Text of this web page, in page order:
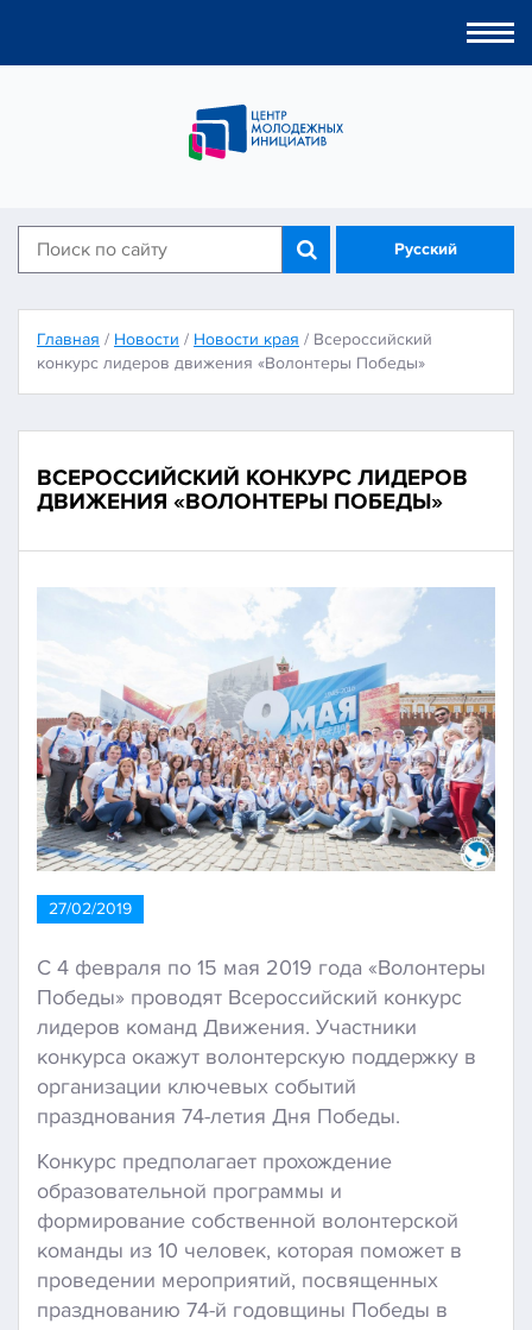
Русский
Главная / Новости / Новости края / Всероссийский
конкурс лидеров движения «Волонтеры Победы»
ВСЕРОССИЙСКИЙ КОНКУРС ЛИДЕРОВ
ДВИЖЕНИЯ «ВОЛОНТЕРЫ ПОБЕДЫ»
27/02/2019
С 4 февраля по 15 мая 2019 года «Волонтеры
Победы» проводят Всероссийский конкурс
лидеров команд Движения. Участники
конкурса окажут волонтерскую поддержку в
организации ключевых событий
празднования 74-летия Дня Победы.
Конкурс предполагает прохождение
образовательной программы и
формирование собственной волонтерской
команды из 10 человек, которая поможет в
проведении мероприятий, посвященных
празднованию 74-й годовщины Победы в